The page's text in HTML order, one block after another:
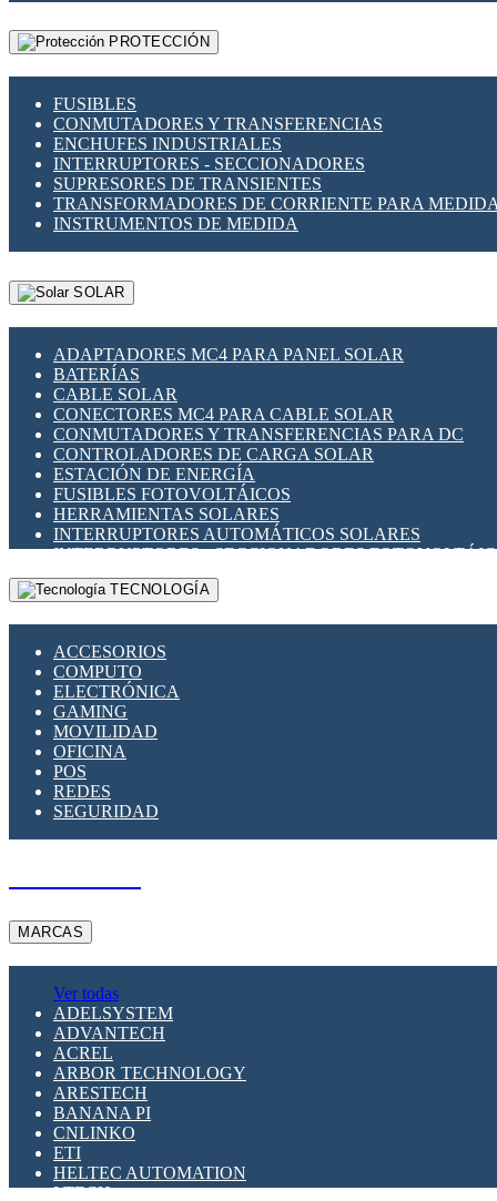
PROTECCIÓN
FUSIBLES
CONMUTADORES Y TRANSFERENCIAS
ENCHUFES INDUSTRIALES
INTERRUPTORES - SECCIONADORES
SUPRESORES DE TRANSIENTES
TRANSFORMADORES DE CORRIENTE PARA
INSTRUMENTOS DE MEDIDA
SOLAR
ADAPTADORES MC4 PARA PANEL SOLAR
BATERÍAS
CABLE SOLAR
CONECTORES MC4 PARA CABLE SOLAR
CONMUTADORES Y TRANSFERENCIAS PARA DC
CONTROLADORES DE CARGA SOLAR
ESTACIÓN DE ENERGÍA
FUSIBLES FOTOVOLTÁICOS
HERRAMIENTAS SOLARES
INTERRUPTORES AUTOMÁTICOS SOLARES
INTERRUPTORES - SECCIONADORES
MONTAJE PANEL SOLAR
PORTA FUSIBLES Y SECCIONADORES
TECNOLOGÍA
ACCESORIOS
COMPUTO
ELECTRÓNICA
GAMING
MOVILIDAD
OFICINA
POS
REDES
SEGURIDAD
MARCAS
Ver todas
ADELSYSTEM
ADVANTECH
ACREL
ARBOR TECHNOLOGY
ARESTECH
BANANA PI
CNLINKO
ETI
HELTEC AUTOMATION
LTECH